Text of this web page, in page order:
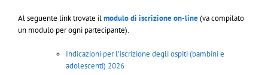
Al seguente link trovate ilmodulo di iscrizione on-line(va compilato
un modulo per ogni partecipante).
Indicazioni per l’iscrizione degli ospiti (bambini e
adolescenti) 2026